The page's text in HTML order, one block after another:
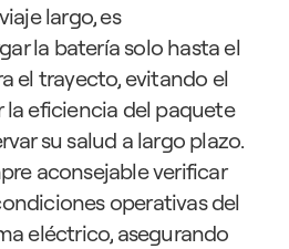
largo, es
la batería solo hasta el
el trayecto, evitando el
la eficiencia del paquete
su salud a largo plazo.
aconsejable verificar
operativas del
eléctrico, asegurando